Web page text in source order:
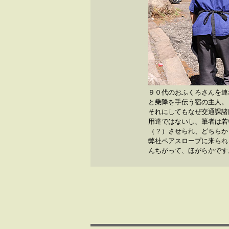
９０代のおふくろさんを
と乗降を手伝う宿の主人。
それにしてもなぜ交通課
用達ではないし、筆者は
（？）させられ、どちら
弊社ペアスロープに来ら
んちがって、ほがらかで